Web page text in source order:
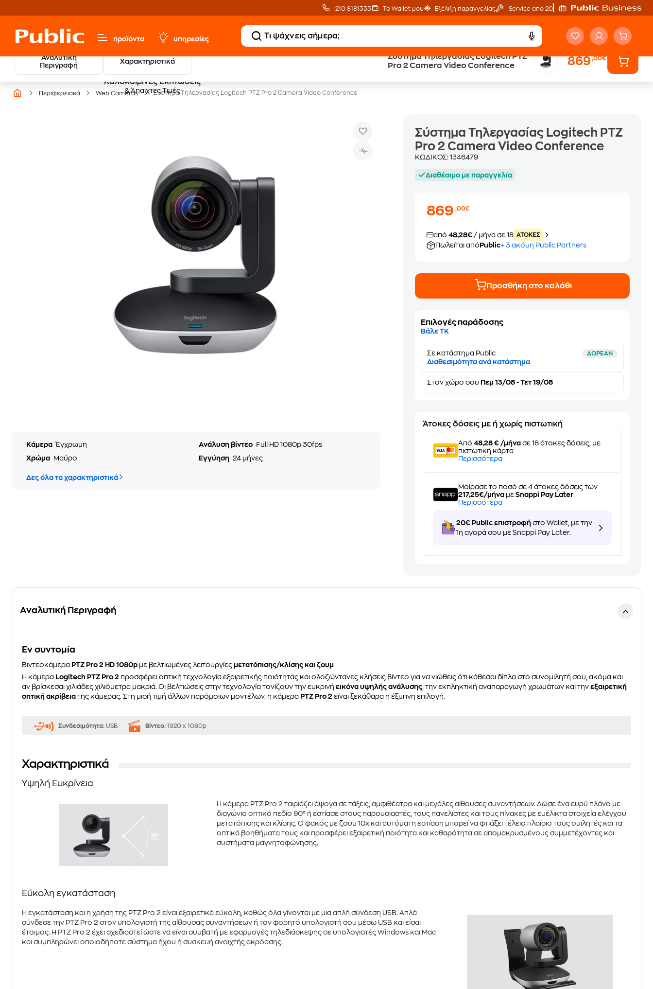
210 8181333 Το Wallet μου Εξέλιξη παραγγελίας Service από 20'
προϊόντα υπηρεσίες
Αναλυτική
Περιγραφή
Χαρακτηριστικά
Σύστημα Τηλεργασίας Logitech PTZ
Pro 2 Camera Video Conference
869,00€
Καλοκαιρινές Εκπτώσεις
& Άπαιχτες Τιμές
Public επιστροφή € Άτοκες Δόσεις
Περιφερειακά Web Cameras Σύστημα Τηλεργασίας Logitech PTZ Pro 2 Camera Video Conference
Κάμερα Έγχρωμη Ανάλυση βίντεο
Full HD 1080p 30fps
Χρώμα
Μαύρο Εγγύηση 24 μήνες
Δες όλα τα χαρακτηριστικά
Σύστημα Τηλεργασίας Logitech PTZ
Pro 2 Camera Video Conference
ΚΩΔΙΚΟΣ:1346479
Διαθέσιμο με παραγγελία
869,00€
από48,28€ / μήνα σε 18 ATOKEΣ
Πωλείται από Public+ 3 ακόμη Public Partners
Προσθήκη στο καλάθι
Επιλογές παράδοσης
Βάλε ΤΚ
Σε κατάστημα Public ΔΩΡΕΑΝ
Διαθεσιμότητα ανά κατάστημα
Στονχώρο σου Πεμ 13/08 - Τετ 19/08
Άτοκες δόσεις με ή χωρίς πιστωτική
Από48,28 € /μήνα σε 18 άτοκες δόσεις, με
πιστωτική κάρτα
Περισσότερα
Μοίρασε το ποσό σε 4 άτοκες δόσεις των
217,25€/μήνα μεSnappi Pay Later
Περισσότερα
20€ Public επιστροφή στο Wallet, με την
1η αγορά σου με Snappi Pay Later.
Αναλυτική Περιγραφή
Eν συντομία
Βιντεοκάμερα PTZ Pro 2 HD 1080p με βελτιωμένες λειτουργίες μετατόπισης/κλίσης και ζουμ
Η κάμερα Logitech PTZ Pro 2 προσφέρει οπτική τεχνολογία εξαιρετικής ποιότητας και ολοζώντανες κλήσεις βίντεο για να νιώθεις ότι κάθεσαι δίπλα στο συνομιλητή σου, ακόμα και
αν βρίσκεσαι χιλιάδες χιλιόμετρα μακριά. Οι βελτιώσεις στην τεχνολογία τονίζουν την ευκρινή εικόνα υψηλής ανάλυσης , την εκπληκτική αναπαραγωγή χρωμάτων και την εξαιρετική
οπτική ακρίβεια της κάμερας. Στη μισή τιμή άλλων παρόμοιων μοντέλων, η κάμερα PTZ Pro 2 είναι ξεκάθαρα η έξυπνη επιλογή.
Συνδεσιμότητα: USB Βίντεο: 1920 x 1080p
Χαρακτηριστικά
Υψηλή Ευκρίνεια
Η κάμερα PTZ Pro 2 ταιριάζει άψογα σε τάξεις, αμφιθέατρα και μεγάλες αίθουσες συναντήσεων. Δώσε ένα ευρύ πλάνο με
διαγώνιο οπτικό πεδίο 90° ή εστίασε στους παρουσιαστές, τους πανελίστες και τους πίνακες με ευέλικτα στοιχεία ελέγχου
μετατόπισης και κλίσης. Ο φακός μεζουμ 10x καιαυτόματη εστίαση μπορεί να φτιάξει τέλειο πλαίσιο τους ομιλητές και τα
οπτικά βοηθήματα τους και προσφέρει εξαιρετική ποιότητα και καθαρότητα σε απομακρυσμένους συμμετέχοντες και
συστήματα μαγνητοφώνησης.
Εύκολη εγκατάσταση
Η εγκατάσταση και η χρήση της PTZ Pro 2 είναι εξαιρετικά εύκολη, καθώς όλα γίνονται με μια απλή σύνδεση USB. Απλά
σύνδεσε την PTZ Pro 2 στον υπολογιστή της αίθουσας συναντήσεων ή τον φορητό υπολογιστή σου μέσω USB και είσαι
έτοιμος. Η PTZ Pro 2 έχει σχεδιαστεί ώστε να είναι συμβατή με εφαρμογές τηλεδιάσκεψης σε υπολογιστές Windows και Mac
και συμπληρώνει οποιοδήποτε σύστημα ήχου ή συσκευή ανοιχτής ακρόασης.